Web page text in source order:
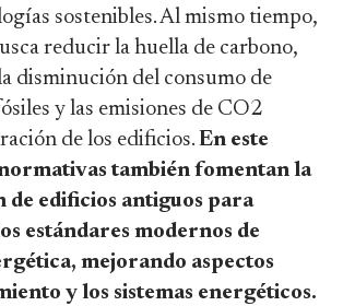
sostenibles. Al mismo tiempo,
reducir la huella de carbono,
disminución del consumo de
y las emisiones de CO2
de los edificios. En este
también fomentan la
edificios antiguos para
estándares modernos de
mejorando aspectos
y los sistemas energéticos.